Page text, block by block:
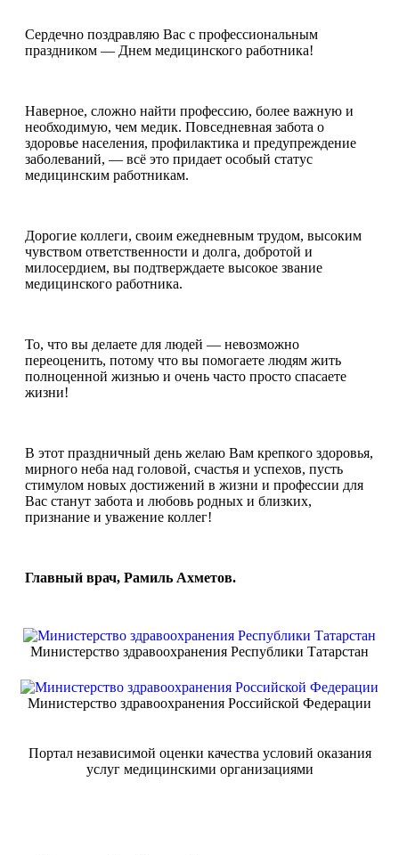
Сердечно поздравляю Вас с профессиональным
праздником — Днем медицинского работника!
Наверное, сложно найти профессию, более важную и
необходимую, чем медик. Повседневная забота о
здоровье населения, профилактика и предупреждение
заболеваний, — всё это придает особый статус
медицинским работникам.
Дорогие коллеги, своим ежедневным трудом, высоким
чувством ответственности и долга, добротой и
милосердием, вы подтверждаете высокое звание
медицинского работника.
То, что вы делаете для людей — невозможно
переоценить, потому что вы помогаете людям жить
полноценной жизнью и очень часто просто спасаете
жизни!
В этот праздничный день желаю Вам крепкого здоровья,
мирного неба над головой, счастья и успехов, пусть
стимулом новых достижений в жизни и профессии для
Вас станут забота и любовь родных и близких,
признание и уважение коллег!
Главный врач, Рамиль Ахметов.
Министерство здравоохранения Республики Татарстан
Министерство здравоохранения Российской Федерации
Портал независимой оценки качества условий оказания
услуг медицинскими организациями